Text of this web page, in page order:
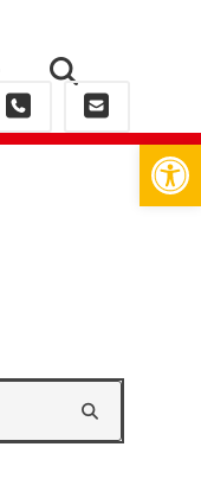
Werkzeugleiste öffnen